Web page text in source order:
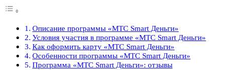
Описание программы «МТС Smart Деньги»
Условия участия в программе «МТС Smart Деньги»
Как оформить карту «МТС Smart Деньги»
Особенности программы «МТС Smart Деньги»
Программа «МТС Smart Деньги»: отзывы